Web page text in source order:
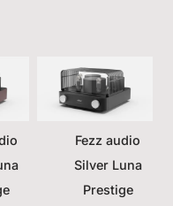
Fezz audio
Silver Luna
Prestige